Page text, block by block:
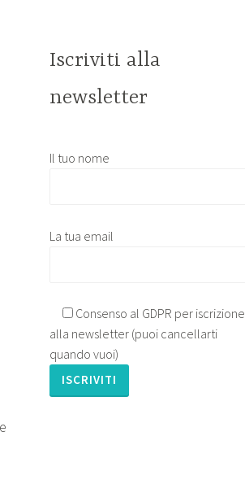
Iscriviti alla
newsletter
Il tuo nome
La tua email
Consenso al GDPR per iscrizione
alla newsletter (puoi cancellarti
quando vuoi)